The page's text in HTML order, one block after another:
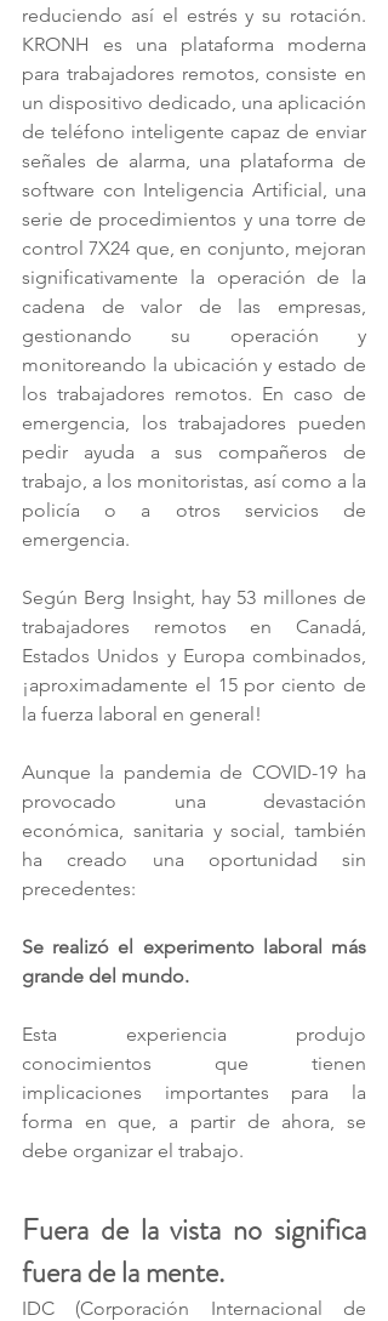
reduciendo así el estrés y su rotación.
KRONH es una plataforma moderna
para trabajadores remotos, consiste en
un dispositivo dedicado, una aplicación
de teléfono inteligente capaz de enviar
señales de alarma, una plataforma de
software con Inteligencia Artificial, una
serie de procedimientos y una torre de
control 7X24 que, en conjunto, mejoran
significativamente la operación de la
cadena de valor de las empresas,
gestionando su operación y
monitoreando la ubicación y estado de
los trabajadores remotos. En caso de
emergencia, los trabajadores pueden
pedir ayuda a sus compañeros de
trabajo, a los monitoristas, así como a la
policía o a otros servicios de
emergencia.
Según Berg Insight, hay 53 millones de
trabajadores remotos en Canadá,
Estados Unidos y Europa combinados,
¡aproximadamente el 15 por ciento de
la fuerza laboral en general!
Aunque la pandemia de COVID-19 ha
provocado una devastación
económica, sanitaria y social, también
ha creado una oportunidad sin
precedentes:
Se realizó el experimento laboral más
grande del mundo.
Esta experiencia produjo
conocimientos que tienen
implicaciones importantes para la
forma en que, a partir de ahora, se
debe organizar el trabajo.
Fuera de la vista no significa
fuera de la mente.
IDC (Corporación Internacional de